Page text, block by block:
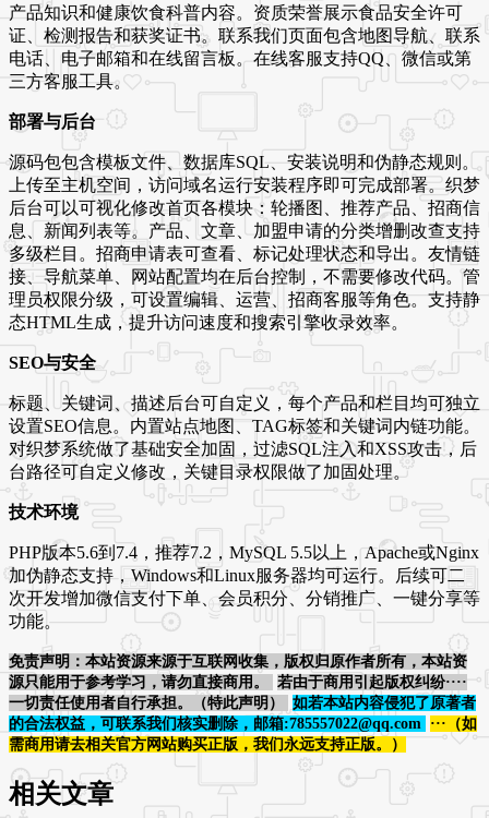
产品知识和健康饮食科普内容。资质荣誉展示食品安全许可
证、检测报告和获奖证书。联系我们页面包含地图导航、联系
电话、电子邮箱和在线留言板。在线客服支持QQ、微信或第
三方客服工具。
部署与后台
源码包包含模板文件、数据库SQL、安装说明和伪静态规则。
上传至主机空间，访问域名运行安装程序即可完成部署。织梦
后台可以可视化修改首页各模块：轮播图、推荐产品、招商信
息、新闻列表等。产品、文章、加盟申请的分类增删改查支持
多级栏目。招商申请表可查看、标记处理状态和导出。友情链
接、导航菜单、网站配置均在后台控制，不需要修改代码。管
理员权限分级，可设置编辑、运营、招商客服等角色。支持静
态HTML生成，提升访问速度和搜索引擎收录效率。
SEO与安全
标题、关键词、描述后台可自定义，每个产品和栏目均可独立
设置SEO信息。内置站点地图、TAG标签和关键词内链功能。
对织梦系统做了基础安全加固，过滤SQL注入和XSS攻击，后
台路径可自定义修改，关键目录权限做了加固处理。
技术环境
PHP版本5.6到7.4，推荐7.2，MySQL 5.5以上，Apache或Nginx
加伪静态支持，Windows和Linux服务器均可运行。后续可二
次开发增加微信支付下单、会员积分、分销推广、一键分享等
功能。
免责声明：本站资源来源于互联网收集，版权归原作者所有，本站资
源只能用于参考学习，请勿直接商用。
若由于商用引起版权纠纷····
一切责任使用者自行承担。（特此声明）
如若本站内容侵犯了原著者
的合法权益，可联系我们核实删除，邮箱:785557022@qq.com
···（如
需商用请去相关官方网站购买正版，我们永远支持正版。）
相关文章